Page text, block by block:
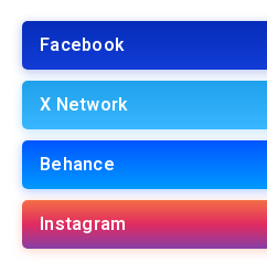
Facebook
X Network
Behance
Instagram